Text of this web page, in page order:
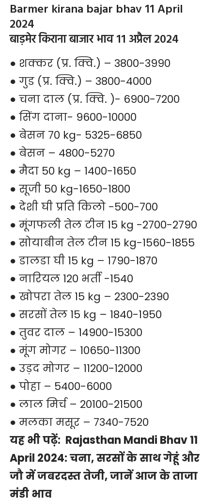
Barmer kirana bajar bhav 11 April
2024
बाड़मेर किराना बाजार भाव 11 अप्रैल 2024
● शक्कर (प्र. क्वि.) – 3800-3990
● गुड (प्र. क्वि.) – 3800-4000
● चना दाल (प्र. क्वि. )- 6900-7200
● सिंग दाना- 9600-10000
● बेसन 70 kg- 5325-6850
● बेसन – 4800-5270
● मैदा 50 kg – 1400-1650
● सूजी 50 kg-1650-1800
● देशी घी प्रति किलो -500-700
● मूंगफली तेल टीन 15 kg -2700-2790
● सोयाबीन तेल टीन 15 kg-1560-1855
● डालडा घी 15 kg – 1790-1870
● नारियल 120 भर्ती -1540
● खोपरा तेल 15 kg – 2300-2390
● सरसों तेल 15 kg – 1840-1950
● तुवर दाल – 14900-15300
● मूंग मोगर – 10650-11300
● उड़द मोगर – 11200-12000
● पोहा – 5400-6000
● लाल मिर्च – 20100-21500
● मलका मसूर – 7340-7520
यह भी पढ़ें: Rajasthan Mandi Bhav 11
April 2024: चना, सरसों के साथ गेहूं और
जौ में जबरदस्त तेजी, जानें आज के ताजा
मंडी भाव